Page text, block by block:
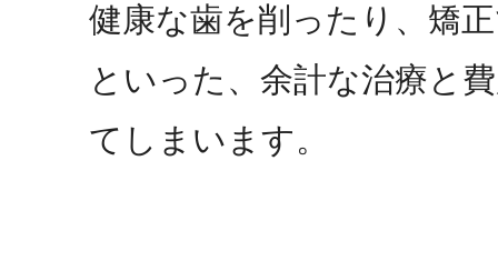
健康な歯を削ったり、矯
といった、余計な治療と
てしまいます。